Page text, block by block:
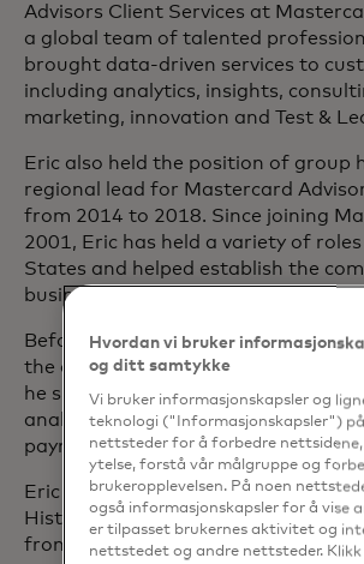
Advisors Client Services at
a global team of talented
brought data-driven services to
including analytics, insights,
marketing, innovation and Test &
Eric also held the position of group
regional lead for Mastercard
from 2014 to 2018. Since joining
2001, Eric has held a variety of
States and helped establish the
business.
Before joining Mastercard in 2001,
the consulting firm, Edgar, Dunn &
he specialized in market-entry
analysis and activity-based cost
payments industry.
Eric earned a Bachelor of Arts
History from Cornell and a Ph.D. in
from Oxford University.
Hvordan vi bruker
og ditt samtykke
Vi bruker informasjonskapsler og
teknologi ("Informasjonskapsler")
nettsteder for å forbedre nettsidene,
ytelse, forstå vår målgruppe og
brukeropplevelsen. På noen
også informasjonskapsler for å vise
er tilpasset brukernes aktivitet og
nettstedet og andre nettsteder. Klikk